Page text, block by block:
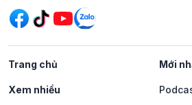
Trang chủ Mới
Xem nhiều